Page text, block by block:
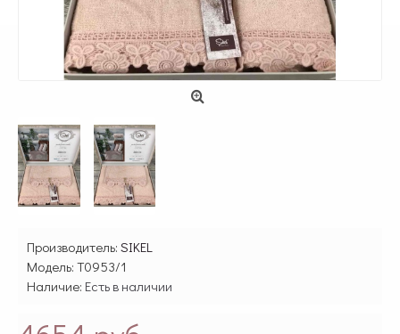
Производитель: SIKEL
Модель: T0953/1
Наличие: Есть в наличии